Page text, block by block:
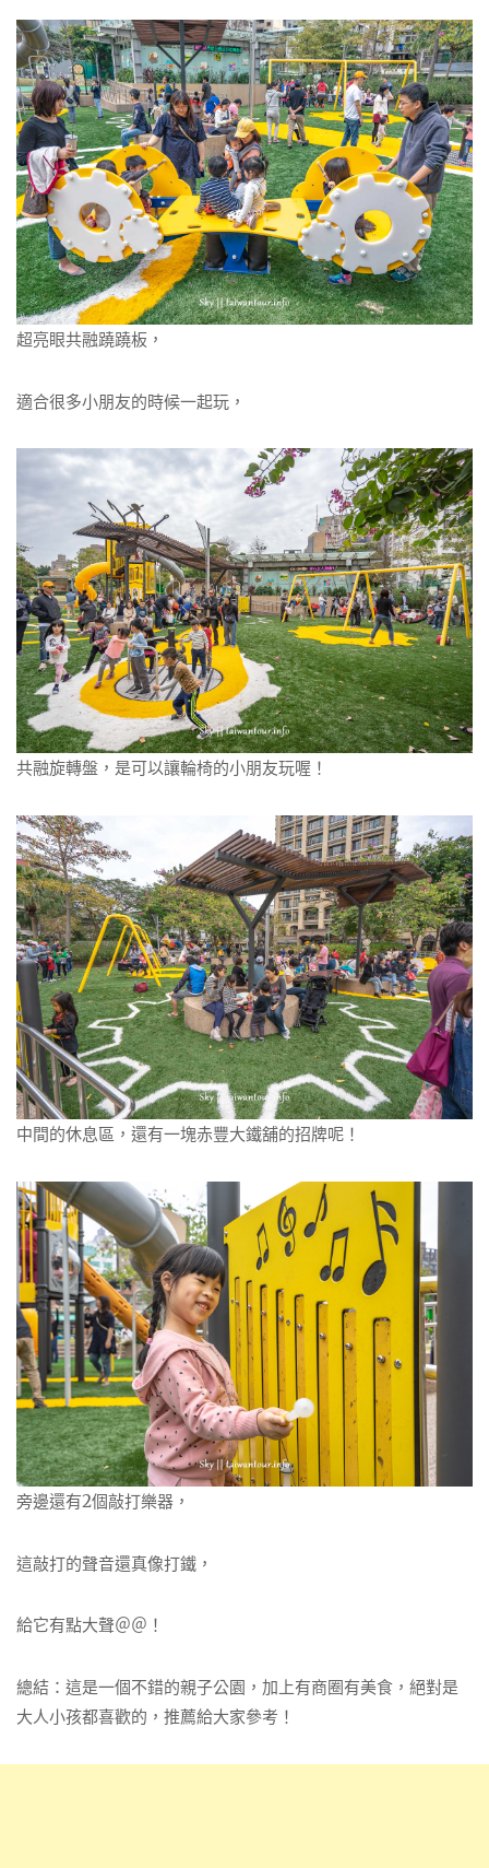
超亮眼共融蹺蹺板，
適合很多小朋友的時候一起玩，
共融旋轉盤，是可以讓輪椅的小朋友玩喔！
中間的休息區，還有一塊赤豐大鐵舖的招牌呢！
旁邊還有2個敲打樂器，
這敲打的聲音還真像打鐵，
給它有點大聲＠＠！
總結：這是一個不錯的親子公園，加上有商圈有美食，絕對是
大人小孩都喜歡的，推薦給大家參考！